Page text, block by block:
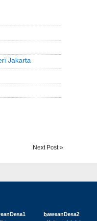
Jakarta
Next Post »
baweanDesa2